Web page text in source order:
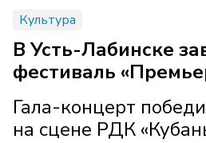
Культура
В Усть-Лабинске
фестиваль
Гала-концерт
на сцене РДК